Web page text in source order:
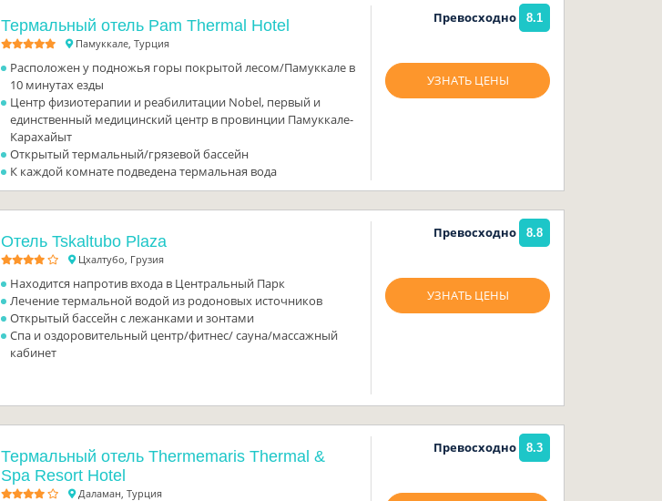
Термальный отель Pam Thermal Hotel
Памуккале, Турция
Расположен у подножья горы покрытой лесом/Памуккале в
10 минутах езды
Центр физиотерапии и реабилитации Nobel, первый и
единственный медицинский центр в провинции Памуккале-
Карахайыт
Открытый термальный/грязевой бассейн
К каждой комнате подведена термальная вода
Превосходно 8.1
УЗНАТЬ ЦЕНЫ
Отель Tskaltubo Plaza
Цхалтубо, Грузия
Находится напротив входа в Центральный Парк
Лечение термальной водой из родоновых источников
Открытый бассейн с лежанками и зонтами
Спа и оздоровительный центр/фитнес/ сауна/массажный
кабинет
Превосходно 8.8
УЗНАТЬ ЦЕНЫ
Термальный отель Thermemaris Thermal &
Spa Resort Hotel
Даламан, Турция
Превосходно 8.3